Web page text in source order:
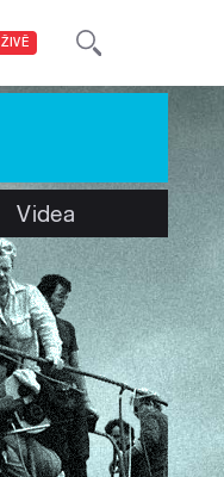
ŽIVĚ
Videa